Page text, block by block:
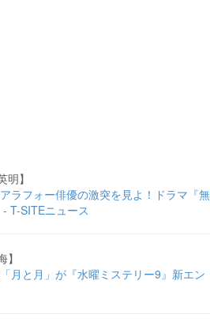
】
ラフォー俳優の激突を見よ！ドラマ『無
T-SITEニュース
月と月」が『水曜ミステリー9』新エン